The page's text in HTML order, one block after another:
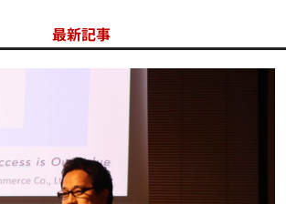
最新記事